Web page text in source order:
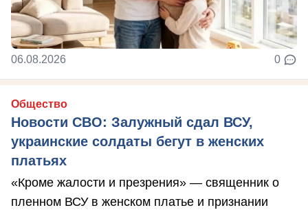
06.08.2026 0
Общество
Новости СВО: Залужный сдал ВСУ,
украинские солдаты бегут в женских
платьях
«Кроме жалости и презрения» — священник о
пленном ВСУ в женском платье и признании